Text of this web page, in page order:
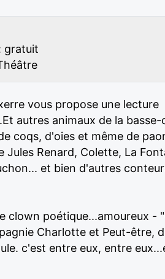
gratuit
vous propose une lecture
autres animaux de la
coqs, d'oies et même de
Jules Renard, Colette, La
et bien d'autres
clown poétique...amoureux -
Charlotte et Peut-être,
c'est entre eux, entre